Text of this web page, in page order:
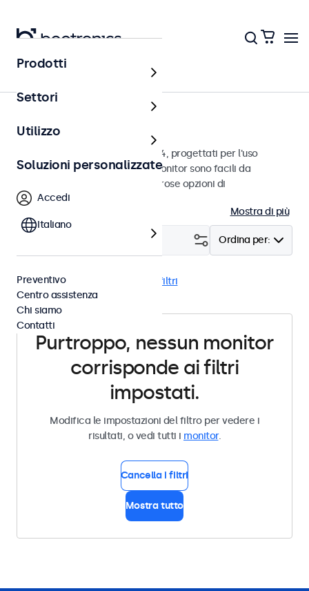
Home
Monitor da 4:3 e 5:4
Monitor con proporzioni 4:3 e 5:4, progettati per l'uso
continuo in ambienti difficili. I monitor sono facili da
integrare e dispongono di numerose opzioni di
configurazione.
Mostra di più
Ordina per:
4:3 / 5:4 USB-C Cancella i filtri
Purtroppo, nessun monitor
corrisponde ai filtri
impostati.
Modifica le impostazioni del filtro per vedere i
risultati, o vedi tutti i monitor.
Cancella i filtri
Mostra tutto
Prodotti
Settori
Utilizzo
Soluzioni personalizzate
Accedi
Italiano
Preventivo
Centro assistenza
Chi siamo
Contatti